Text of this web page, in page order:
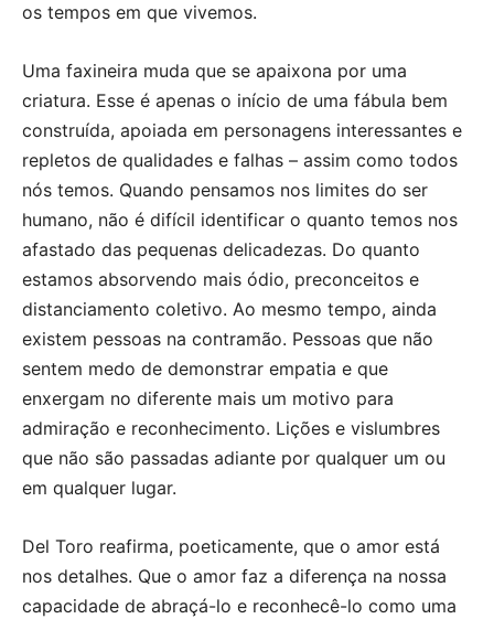
os tempos em que vivemos.
Uma faxineira muda que se apaixona por uma
criatura. Esse é apenas o início de uma fábula bem
construída, apoiada em personagens interessantes e
repletos de qualidades e falhas – assim como todos
nós temos. Quando pensamos nos limites do ser
humano, não é difícil identificar o quanto temos nos
afastado das pequenas delicadezas. Do quanto
estamos absorvendo mais ódio, preconceitos e
distanciamento coletivo. Ao mesmo tempo, ainda
existem pessoas na contramão. Pessoas que não
sentem medo de demonstrar empatia e que
enxergam no diferente mais um motivo para
admiração e reconhecimento. Lições e vislumbres
que não são passadas adiante por qualquer um ou
em qualquer lugar.
Del Toro reafirma, poeticamente, que o amor está
nos detalhes. Que o amor faz a diferença na nossa
capacidade de abraçá-lo e reconhecê-lo como uma